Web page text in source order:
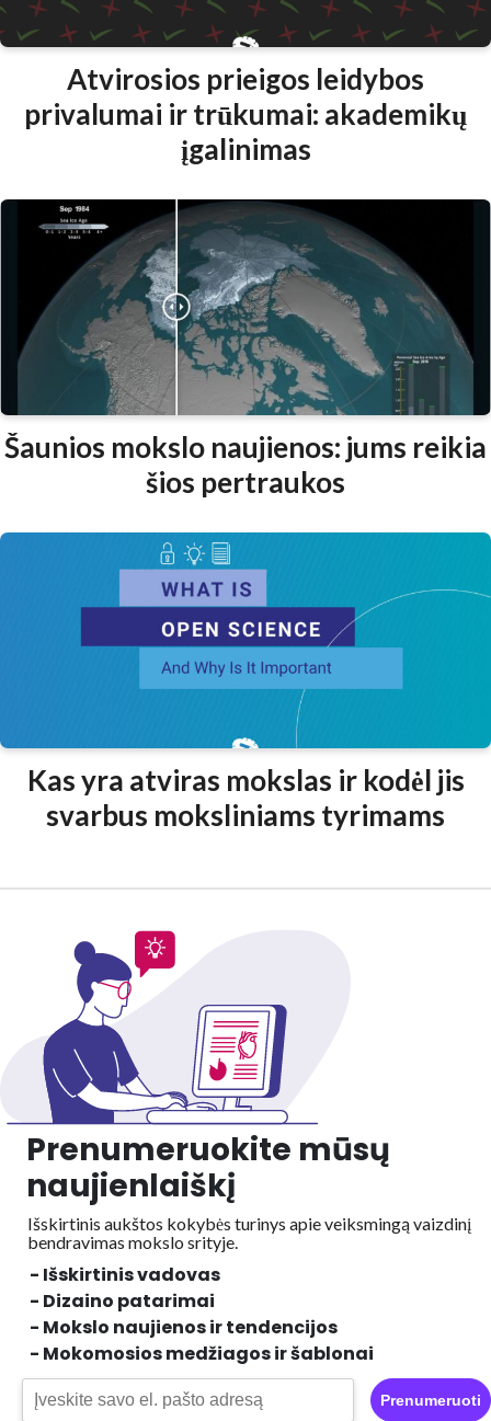
Atvirosios prieigos leidybos
privalumai ir trūkumai: akademikų
įgalinimas
Šaunios mokslo naujienos: jums reikia
šios pertraukos
Kas yra atviras mokslas ir kodėl jis
svarbus moksliniams tyrimams
Prenumeruokite mūsų
naujienlaiškį
Išskirtinis aukštos kokybės turinys apie veiksmingą vaizdinį
bendravimas mokslo srityje.
- Išskirtinis vadovas
- Dizaino patarimai
- Mokslo naujienos ir tendencijos
- Mokomosios medžiagos ir šablonai
Prenumeruoti